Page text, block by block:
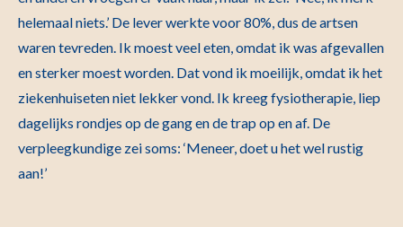
helemaal niets.’ De lever werkte voor 80%, dus de artsen
waren tevreden. Ik moest veel eten, omdat ik was afgevallen
en sterker moest worden. Dat vond ik moeilijk, omdat ik het
ziekenhuiseten niet lekker vond. Ik kreeg fysiotherapie, liep
dagelijks rondjes op de gang en de trap op en af. De
verpleegkundige zei soms: ‘Meneer, doet u het wel rustig
aan!’